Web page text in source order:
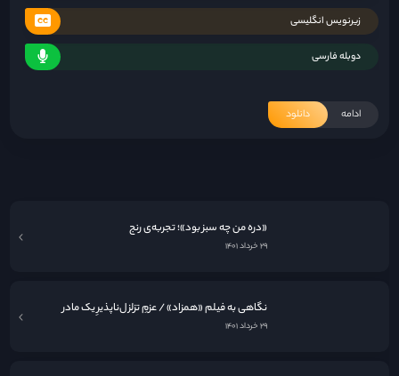
زیرنویس انگلیسی
دوبله فارسی
ادامه دانلود
«دره من چه سبز بود»؛ تجربه‌ی رنج
۲۹ خرداد ۱۴۰۱
نگاهی به فيلم «همزاد» / عزمِ تزلزل‌ناپذیرِ یک مادر
۲۹ خرداد ۱۴۰۱